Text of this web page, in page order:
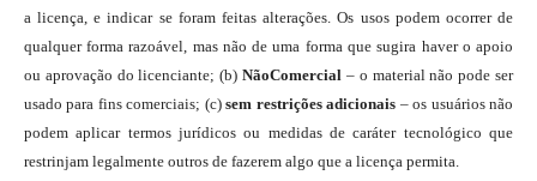
a licença, e indicar se foram feitas alterações. Os usos podem ocorrer de
qualquer forma razoável, mas não de uma forma que sugira haver o apoio
ou aprovação do licenciante; (b)NãoComercial – o material não pode ser
usado para fins comerciais; (c)sem restrições adicionais – os usuários não
podem aplicar termos jurídicos ou medidas de caráter tecnológico que
restrinjam legalmente outros de fazerem algo que a licença permita.